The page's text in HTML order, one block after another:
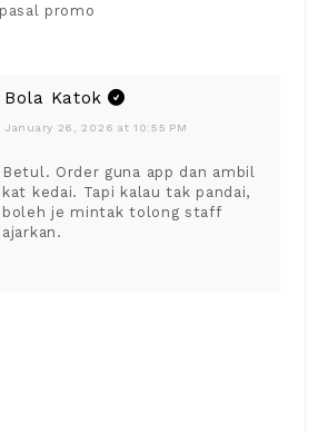
promo
Bola Katok
January 26, 2026 at 10:55 PM
Betul. Order guna app dan ambil
kat kedai. Tapi kalau tak pandai,
boleh je mintak tolong staff
ajarkan.